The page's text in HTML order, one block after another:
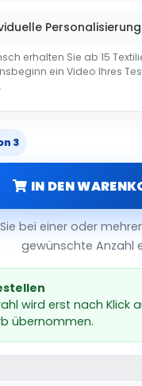
Personalisierung
erhalten Sie ab 15
ein Video Ihres
3
IN DEN
bei einer oder
gewünschte Anzahl
wird erst nach Klick
übernommen.